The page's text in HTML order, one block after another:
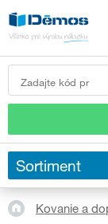
Sortiment
Kovanie a